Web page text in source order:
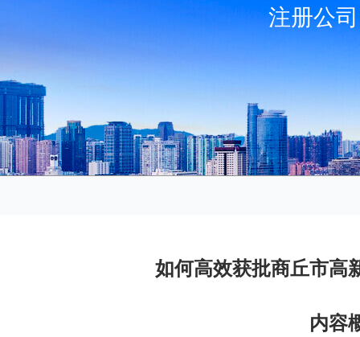
注册公
如何高效获批商丘市高
内容